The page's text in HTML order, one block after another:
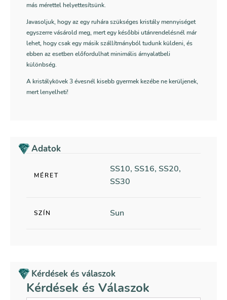
más mérettel helyettesítsünk.
Javasoljuk, hogy az egy ruhára szükséges kristály mennyiséget
egyszerre vásárold meg, mert egy későbbi utánrendelésnél már
lehet, hogy csak egy másik szállítmányból tudunk küldeni, és
ebben az esetben előfordulhat minimális árnyalatbeli
különbség.
A kristálykövek 3 évesnél kisebb gyermek kezébe ne kerüljenek,
mert lenyelheti!
Adatok
MÉRET
SS10, SS16, SS20,
SS30
SZÍN Sun
Kérdések és válaszok
Kérdések és Válaszok